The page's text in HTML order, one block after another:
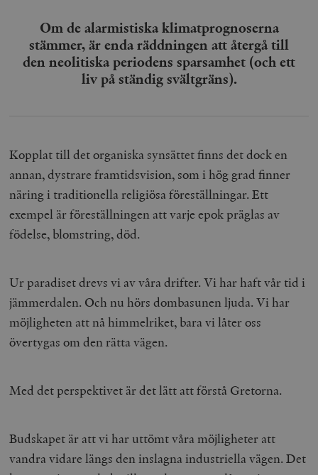
Om de alarmistiska klimatprognoserna
stämmer, är enda räddningen att återgå till
den neolitiska periodens sparsamhet (och ett
liv på ständig svältgräns).
Kopplat till det organiska synsättet finns det dock en
annan, dystrare framtidsvision, som i hög grad finner
näring i traditionella religiösa föreställningar. Ett
exempel är föreställningen att varje epok präglas av
födelse, blomstring, död.
Ur paradiset drevs vi av våra drifter. Vi har haft vår tid i
jämmerdalen. Och nu hörs dombasunen ljuda. Vi har
möjligheten att nå himmelriket, bara vi låter oss
övertygas om den rätta vägen.
Med det perspektivet är det lätt att förstå Gretorna.
Budskapet är att vi har uttömt våra möjligheter att
vandra vidare längs den inslagna industriella vägen. Det